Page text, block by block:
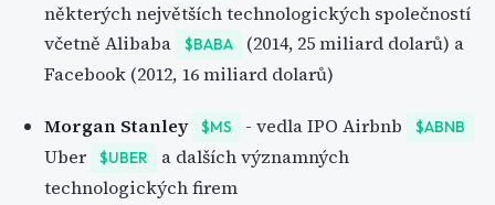
některých největších technologických společností
včetně Alibaba
$BABA
(2014, 25 miliard dolarů) a
Facebook (2012, 16 miliard dolarů)
Morgan Stanley $MS - vedla IPO Airbnb $ABNB
Uber $UBER
a dalších významných
technologických firem